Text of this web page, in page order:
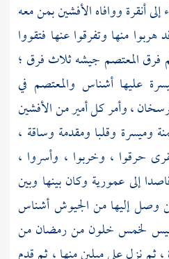
أنقرة ووافاهالأفشينبمن معه
منها وتفرقوا عنها فتقووا
فرقالمعتصم جيشه ثلاث فرق ؛
عليهاأشناس والمعتصم في
، وأمر كل أمير منالأفشين
وميسرة وقلبا ومقدمة وساقة ،
حرقوا ، وخربوا ، وأسروا ،
إلىعمورية وكان بينها وبين
وصل إليها من الجيوشأشناس
لخمس خلون من رمضان من